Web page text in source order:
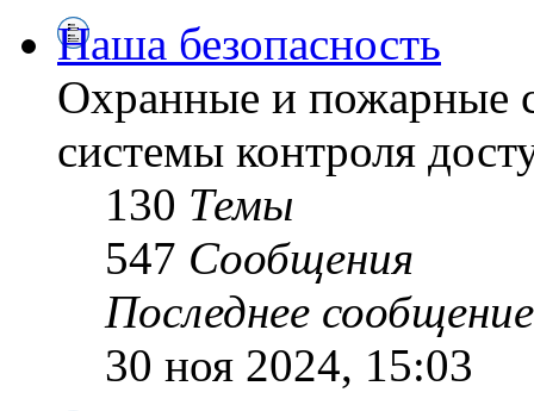
Наша безопасность
Охранные и пожарные
системы контроля
130 Темы
547 Сообщения
Последнее сообщение
30 ноя 2024, 15:03